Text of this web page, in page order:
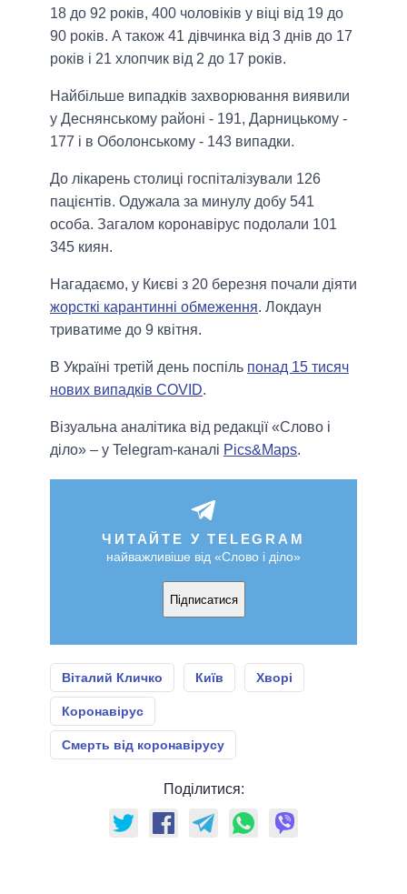
18 до 92 років, 400 чоловіків у віці від 19 до
90 років. А також 41 дівчинка від 3 днів до 17
років і 21 хлопчик від 2 до 17 років.
Найбільше випадків захворювання виявили
у Деснянському районі - 191, Дарницькому -
177 і в Оболонському - 143 випадки.
До лікарень столиці госпіталізували 126
пацієнтів. Одужала за минулу добу 541
особа. Загалом коронавірус подолали 101
345 киян.
Нагадаємо, у Києві з 20 березня почали діяти
жорсткі карантинні обмеження. Локдаун
триватиме до 9 квітня.
В Україні третій день поспіль понад 15 тисяч
нових випадків COVID.
Візуальна аналітика від редакції «Слово і
діло» – у Telegram-каналі Pics&Maps.
ЧИТАЙТЕ У TELEGRAM
найважливіше від «Слово і діло»
Підписатися
Віталий Кличко Київ Хворі
Коронавірус
Смерть від коронавірусу
Поділитися: